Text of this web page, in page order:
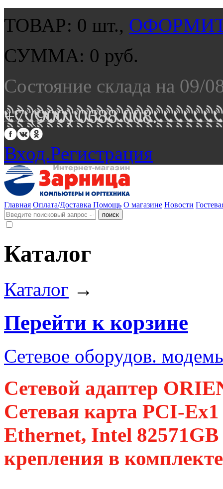
ТОВАР: 0 шт.,
СУММА: 0 руб.
Состояние склада на 09/
+7 (900) 0688 008.
Вход.Регистрация
Главная Оплата/Доставка Помощь О магазине Новости
Каталог
Каталог →
Перейти к корзине
Сетевое оборудов.
Сетевой адаптер
Сетевая карта PCI-
Ethernet, Intel
крепления в